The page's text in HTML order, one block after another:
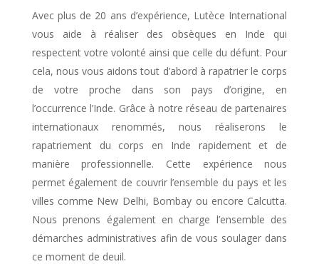
Avec plus de 20 ans d’expérience, Lutèce International
vous aide à réaliser des obsèques en Inde qui
respectent votre volonté ainsi que celle du défunt. Pour
cela, nous vous aidons tout d’abord à rapatrier le corps
de votre proche dans son pays d’origine, en
l’occurrence l’Inde. Grâce à notre réseau de partenaires
internationaux renommés, nous réaliserons le
rapatriement du corps en Inde rapidement et de
manière professionnelle. Cette expérience nous
permet également de couvrir l’ensemble du pays et les
villes comme New Delhi, Bombay ou encore Calcutta.
Nous prenons également en charge l’ensemble des
démarches administratives afin de vous soulager dans
ce moment de deuil.